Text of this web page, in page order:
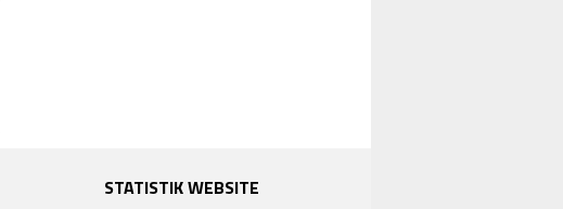
STATISTIK WEBSITE